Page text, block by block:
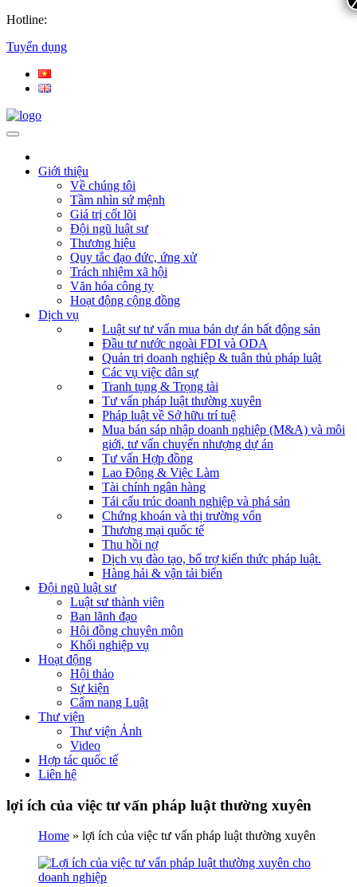
Hotline:
Tuyển dụng
Giới thiệu
Về chúng tôi
Tầm nhìn sứ mệnh
Giá trị cốt lõi
Đội ngũ luật sư
Thương hiệu
Quy tắc đạo đức, ứng xử
Trách nhiệm xã hội
Văn hóa công ty
Hoạt động cộng đồng
Dịch vụ
Luật sư tư vấn mua bán dự án bất động sản
Đầu tư nước ngoài FDI và ODA
Quản trị doanh nghiệp & tuân thủ pháp luật
Các vụ việc dân sự
Tranh tụng & Trọng tài
Tư vấn pháp luật thường xuyên
Pháp luật về Sở hữu trí tuệ
Mua bán sáp nhập doanh nghiệp (M&A) và môi
giới, tư vấn chuyển nhượng dự án
Tư vấn Hợp đồng
Lao Động & Việc Làm
Tài chính ngân hàng
Tái cấu trúc doanh nghiệp và phá sản
Chứng khoán và thị trường vốn
Thương mại quốc tế
Thu hồi nợ
Dịch vụ đào tạo, bổ trợ kiến thức pháp luật.
Hàng hải & vận tải biển
Đội ngũ luật sư
Luật sư thành viên
Ban lãnh đạo
Hội đồng chuyên môn
Khối nghiệp vụ
Hoạt động
Hội thảo
Sự kiện
Cẩm nang Luật
Thư viện
Thư viện Ảnh
Video
Hợp tác quốc tế
Liên hệ
lợi ích của việc tư vấn pháp luật thường xuyên
Home » lợi ích của việc tư vấn pháp luật thường xuyên